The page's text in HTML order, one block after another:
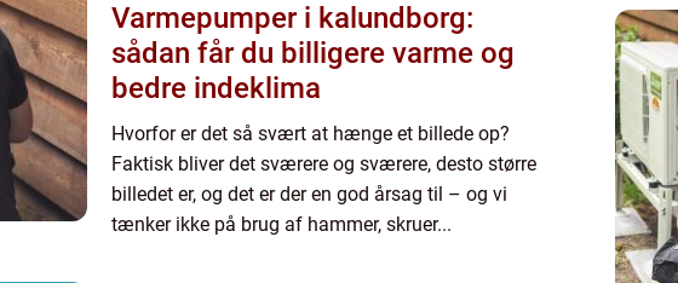
Varmepumper i kalundborg:
sådan får du billigere varme og
bedre indeklima
Hvorfor er det så svært at hænge et billede op?
Faktisk bliver det sværere og sværere, desto større
billedet er, og det er der en god årsag til – og vi
tænker ikke på brug af hammer, skruer...